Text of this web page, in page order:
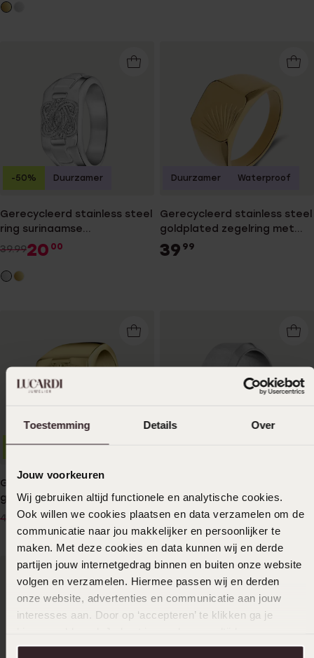
Toestemming Details Over
Jouw voorkeuren
Wij gebruiken altijd functionele en analytische cookies.
Ook willen we cookies plaatsen en data verzamelen om de
communicatie naar jou makkelijker en persoonlijker te
maken. Met deze cookies en data kunnen wij en derde
partijen jouw internetgedrag binnen en buiten onze website
volgen en verzamelen. Hiermee passen wij en derden
onze website, advertenties en communicatie aan jouw
interesses aan. Door op ‘accepteren’ te klikken ga je
aanpassen. Lees er meer over in onscookiebeleid.
Gerecycleerd stainless steel
ring surinaamse
mattenklopper
39.9920 00
-50% Duurzamer
Gerecycleerd stainless steel
goldplated zegelring met
bewerking
39 99
Duurzamer Waterproof
Gerecycleerd stainless steel
goldplated ring surinaamse
mattenklopper
49.992500
-50% Duurzamer
herenring streep
29 99